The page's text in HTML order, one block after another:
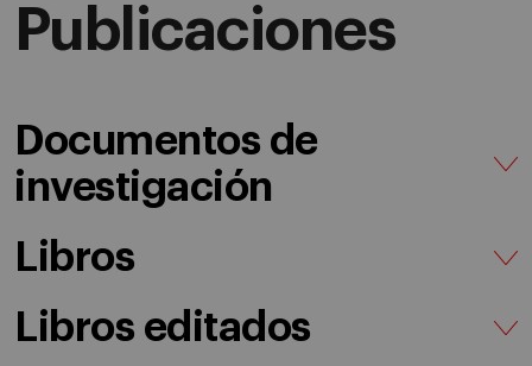
Publicaciones
Documentos de
investigación
Libros
Libros editados